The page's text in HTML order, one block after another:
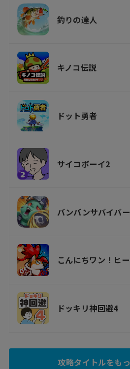
釣りの達人
キノコ伝説
ドット勇者
サイコボーイ2
バンバンサバイバー
こんにちワン！ヒ
ドッキリ神回避4
攻略タイトルをも